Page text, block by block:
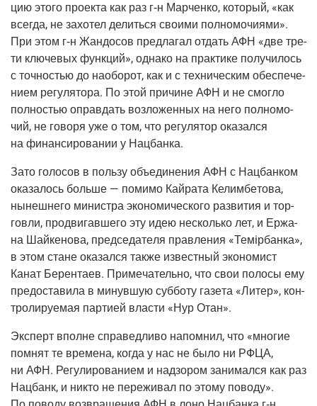
цию это­го про­ек­та как раз г‑н Мар­чен­ко, кото­рый, «как
все­гда, не захо­тел делить­ся сво­и­ми пол­но­мо­чи­я­ми».
При этом г‑н Жан­до­сов пред­ла­гал отдать АФН «две тре­
ти клю­че­вых функ­ций», одна­ко на прак­ти­ке полу­чи­лось
с точ­но­стью до наобо­рот, как и с тех­ни­че­ским обес­пе­че­
ни­ем регу­ля­то­ра. По этой при­чине АФН и не смог­ло
пол­но­стью оправ­дать воз­ло­жен­ных на него пол­но­мо­
чий, не гово­ря уже о том, что регу­ля­тор ока­зал­ся
на финан­си­ро­ва­нии у Нацбанка.
Зато голо­сов в поль­зу объ­еди­не­ния АФН с Нац­бан­ком
ока­за­лось боль­ше — поми­мо Кай­ра­та Келим­бе­то­ва,
нынеш­не­го мини­стра эко­но­ми­че­ско­го раз­ви­тия и тор­
гов­ли, про­дви­гав­ше­го эту идею несколь­ко лет, и Ержа­
на Шай­ке­но­ва, пред­се­да­те­ля прав­ле­ния «Темiр­бан­ка»,
в этом стане ока­зал­ся так­же извест­ный эко­но­мист
Канат Берен­та­ев. При­ме­ча­тель­но, что свои поло­сы ему
предо­ста­ви­ла в минув­шую суб­бо­ту газе­та «Литер», кон­
тро­ли­ру­е­мая пар­ти­ей вла­сти «Нур Отан».
Экс­перт вполне спра­вед­ли­во напом­нил, что «мно­гие
пом­нят те вре­ме­на, когда у нас не было ни РФЦА,
ни АФН. Регу­ли­ро­ва­ни­ем и над­зо­ром зани­мал­ся как раз
Нац­банк, и никто не пере­жи­вал по это­му пово­ду».